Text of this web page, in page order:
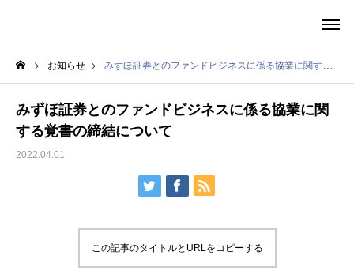
お知らせ みずほ証券とのファンドビジネスに係る協業に関する覚書の締結について
みずほ証券とのファンドビジネスに係る協業に関
する覚書の締結について
2022.04.01
この記事のタイトルとURLをコピーする